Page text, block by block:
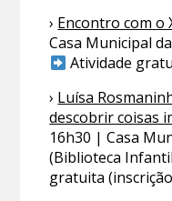
› Encontro com o
Casa Municipal
Atividade
› Luísa
descobrir coisas
16h30 | Casa
(Biblioteca
gratuita